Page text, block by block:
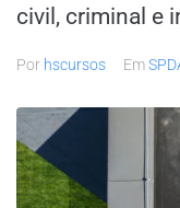
civil, criminal e
Por hscursos Em